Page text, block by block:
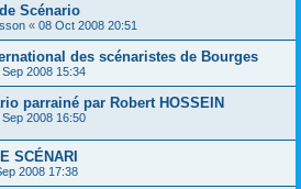
Scénario
« 08 Oct 2008 20:51
des scénaristes de Bourges
Sep 2008 15:34
parrainé par Robert HOSSEIN
Sep 2008 16:50
SCÉNARI
2008 17:38